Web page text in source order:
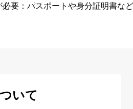
要：パスポートや身分証明書な
いて